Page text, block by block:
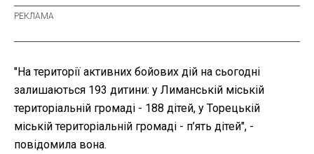
"На території активних бойових дій на сьогодні
залишаються 193 дитини: у Лиманській міській
територіальній громаді - 188 дітей, у Торецькій
міській територіальній громаді - п’ять дітей", -
повідомила вона.